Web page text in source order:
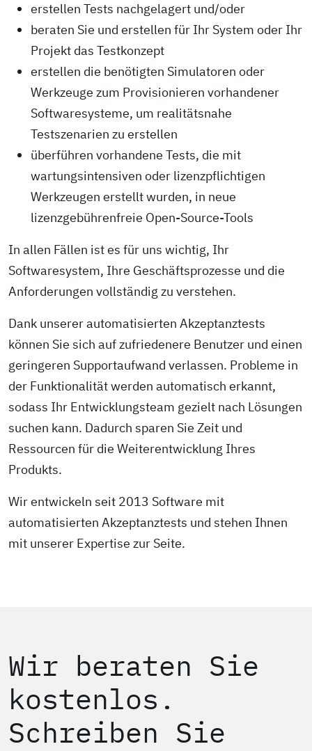
erstellen Tests nachgelagert und/oder
beraten Sie und erstellen für Ihr System oder Ihr
Projekt das Testkonzept
erstellen die benötigten Simulatoren oder
Werkzeuge zum Provisionieren vorhandener
Softwaresysteme, um realitätsnahe
Testszenarien zu erstellen
überführen vorhandene Tests, die mit
wartungsintensiven oder lizenzpflichtigen
Werkzeugen erstellt wurden, in neue
lizenzgebührenfreie Open-Source-Tools
In allen Fällen ist es für uns wichtig, Ihr
Softwaresystem, Ihre Geschäftsprozesse und die
Anforderungen vollständig zu verstehen.
Dank unserer automatisierten Akzeptanz­tests
können Sie sich auf zufriedenere Benutzer und einen
geringeren Supportaufwand verlassen. Probleme in
der Funktionalität werden automatisch erkannt,
sodass Ihr Entwicklungs­team gezielt nach Lösungen
suchen kann. Dadurch sparen Sie Zeit und
Ressourcen für die Weiter­entwicklung Ihres
Produkts.
Wir entwickeln seit 2013 Software mit
automatisierten Akzeptanz­tests und stehen Ihnen
mit unserer Expertise zur Seite.
Wir beraten Sie
kostenlos.
Schreiben Sie